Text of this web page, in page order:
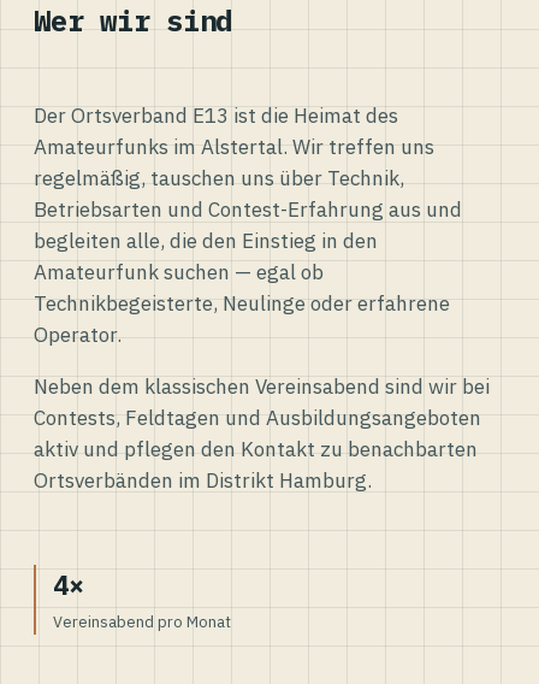
Wer wir sind
Der Ortsverband E13 ist die Heimat des
Amateurfunks im Alstertal. Wir treffen uns
regelmäßig, tauschen uns über Technik,
Betriebsarten und Contest-Erfahrung aus und
begleiten alle, die den Einstieg in den
Amateurfunk suchen — egal ob
Technikbegeisterte, Neulinge oder erfahrene
Operator.
Neben dem klassischen Vereinsabend sind wir bei
Contests, Feldtagen und Ausbildungsangeboten
aktiv und pflegen den Kontakt zu benachbarten
Ortsverbänden im Distrikt Hamburg.
4×
Vereinsabend pro Monat